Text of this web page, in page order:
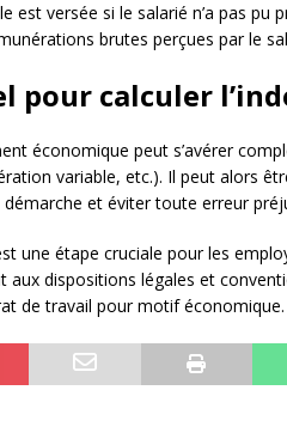
est versée si le salarié n’a pas
brutes perçues par le
pour calculer
économique peut s’avérer
variable, etc.). Il peut alors
et éviter toute erreur
une étape cruciale pour les
dispositions légales et
de travail pour motif économique.